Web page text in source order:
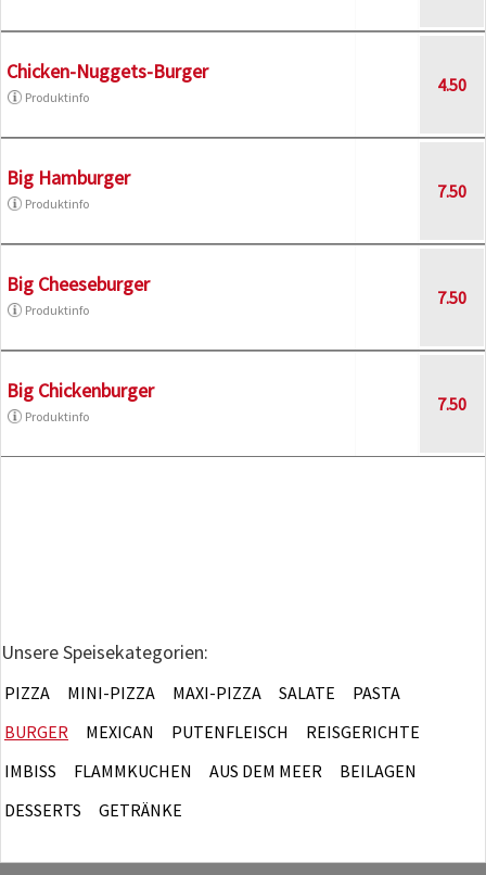
Chicken-Nuggets-Burger
Produktinfo
4.50
Big Hamburger
Produktinfo
7.50
Big Cheeseburger
Produktinfo
7.50
Big Chickenburger
Produktinfo
7.50
Unsere Speisekategorien:
PIZZA MINI-PIZZA MAXI-PIZZA SALATE
PASTA
BURGER
MEXICAN PUTENFLEISCH
REISGERICHTE
IMBISS
FLAMMKUCHEN AUS DEM MEER
BEILAGEN
DESSERTS
GETRÄNKE